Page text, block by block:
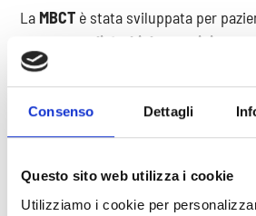
Consenso Dettagli
Questo sito web utilizza i cookie
Utilizziamo i cookie per
La MBCT è stata sviluppata per
disturbi depressivi
Essendo la
un
ripresentarsi nel corso del tempo,
cognitiva basata sulla mindfulness
nuovi episodi depressivi in pazienti
che possono contribuire allo